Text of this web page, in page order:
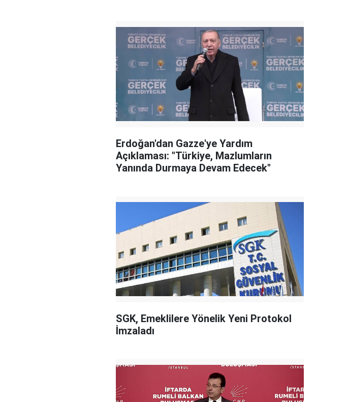
Erdoğan'dan Gazze'ye Yardım
Açıklaması: "Türkiye, Mazlumların
Yanında Durmaya Devam Edecek"
SGK, Emeklilere Yönelik Yeni Protokol
İmzaladı